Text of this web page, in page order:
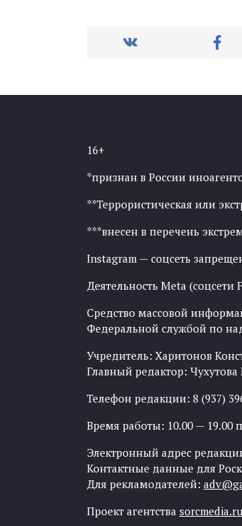
16+
*признан в России
**Террористическая или
***внесен в перечень
Instagram — соцсеть
Деятельность Meta (соцсети
Средство массовой
Федеральной службой по
Учредитель: Харитонов
Главный редактор:
Телефон редакции: 8 (937)
Время работы: 10.00 — 19.00
Электронный адрес
Контактные данные для
Для рекламодателей:
Проект агентства sorcmedia.ru